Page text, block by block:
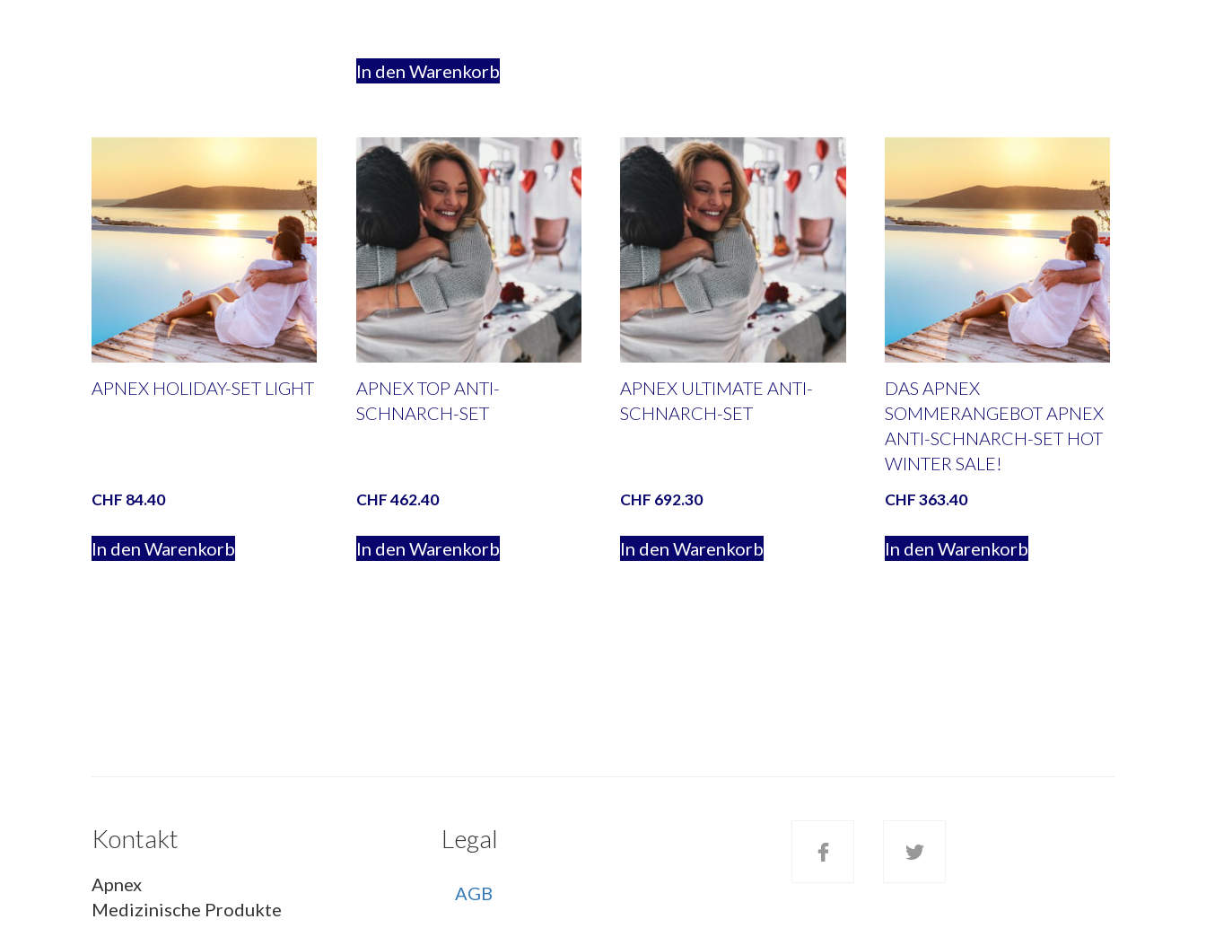
In den Warenkorb
APNEX HOLIDAY-SET LIGHT
CHF 84.40
In den Warenkorb
APNEX TOP ANTI-
SCHNARCH-SET
CHF462.40
In den Warenkorb
APNEX ULTIMATE ANTI-
SCHNARCH-SET
CHF 692.30
In den Warenkorb
DAS APNEX
SOMMERANGEBOT APNEX
ANTI-SCHNARCH-SET HOT
WINTER SALE!
CHF363.40
In den Warenkorb
Kontakt
Apnex
Medizinische Produkte
Legal
AGB